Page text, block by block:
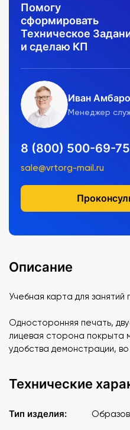
Помогу
сформировать
Техническое
и сделаю КП
Иван
Менеджер
8 (800) 500-69-75
sale@vrtorg-mail.ru
Описание
Учебная карта для
Односторонняя печать,
лицевая сторона покрыта
удобства демонстрации,
Технические
Тип изделия: